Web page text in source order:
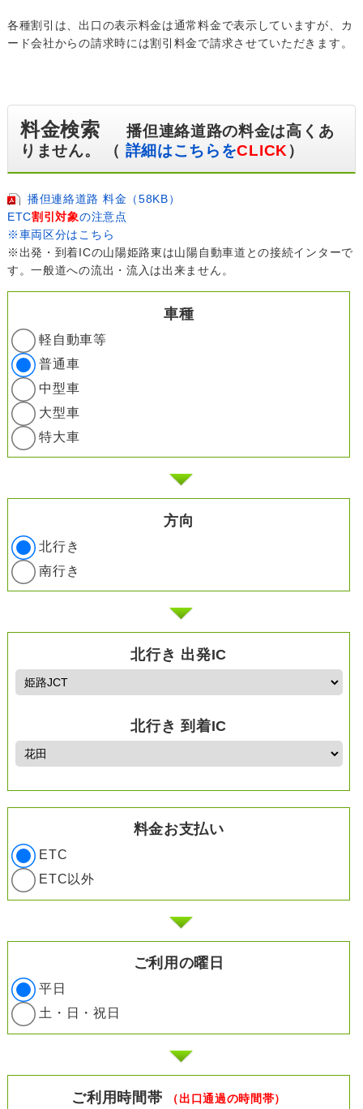
各種割引は、出口の表示料金は通常料金で表示していますが、カ
ード会社からの請求時には割引料金で請求させていただきます。
料金検索播但連絡道路の料金は高くあ
りません。 （ 詳細はこちらをCLICK ）
播但連絡道路 料金（58KB）
ETC割引対象の注意点
※車両区分はこちら
※出発・到着ICの山陽姫路東は山陽自動車道との接続インターで
す。一般道への流出・流入は出来ません。
車種
軽自動車等
普通車
中型車
大型車
特大車
方向
北行き
南行き
北行き 出発IC
北行き 到着IC
料金お支払い
ETC
ETC以外
ご利用の曜日
平日
土・日・祝日
ご利用時間帯 （出口通過の時間帯）